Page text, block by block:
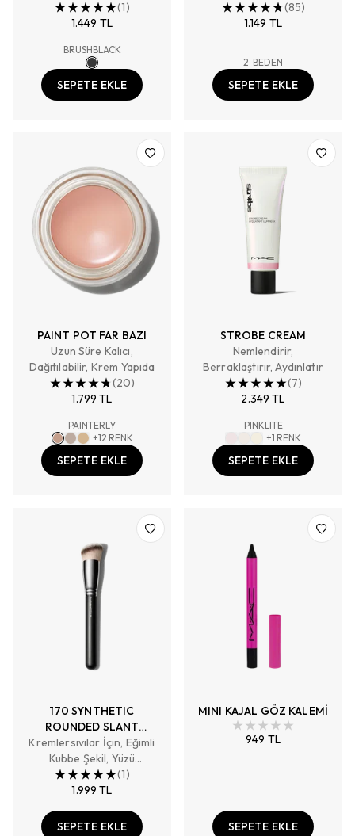
Uygulama(1)
1.449 TL
BRUSHBLACK
SEPETE EKLE
Nemlendirir, Baz Hazırlar,
Sabitler ve Canlandırır
(85)
1.149 TL
2 BEDEN
SEPETE EKLE
PAINT POT FAR BAZI
Uzun Süre Kalıcı,
Dağıtılabilir, Krem Yapıda
(20)
1.799 TL
PAINTERLY
+12 RENK
SEPETE EKLE
STROBE CREAM
Nemlendirir,
Berraklaştırır, Aydınlatır
(7)
2.349 TL
PINKLITE
+1 RENK
SEPETE EKLE
170 SYNTHETIC
ROUNDED SLANT
BRUSH YÜZ FIRÇASI
Kremlersıvılar İçin, Eğimli
Kubbe Şekil, Yüzü
Gölgelendirir
(1)
1.999 TL
SEPETE EKLE
MINI KAJAL GÖZ KALEMİ
949 TL
SEPETE EKLE